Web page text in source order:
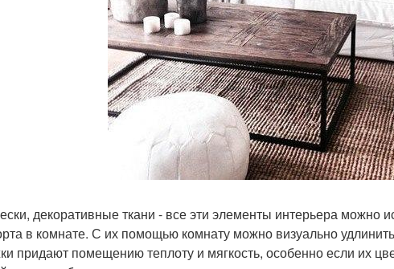
декоративные ткани - все эти элементы интерьера можно
в комнате. С их помощью комнату можно визуально
придают помещению теплоту и мягкость, особенно если их